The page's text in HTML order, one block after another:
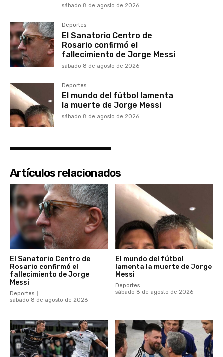
sábado 8 de agosto de 2026
Deportes
El Sanatorio Centro de
Rosario confirmó el
fallecimiento de Jorge Messi
sábado 8 de agosto de 2026
Deportes
El mundo del fútbol lamenta
la muerte de Jorge Messi
sábado 8 de agosto de 2026
Artículos relacionados
El Sanatorio Centro de
Rosario confirmó el
fallecimiento de Jorge
Messi
Deportes
sábado 8 de agosto de 2026
El mundo del fútbol
lamenta la muerte de Jorge
Messi
Deportes
sábado 8 de agosto de 2026